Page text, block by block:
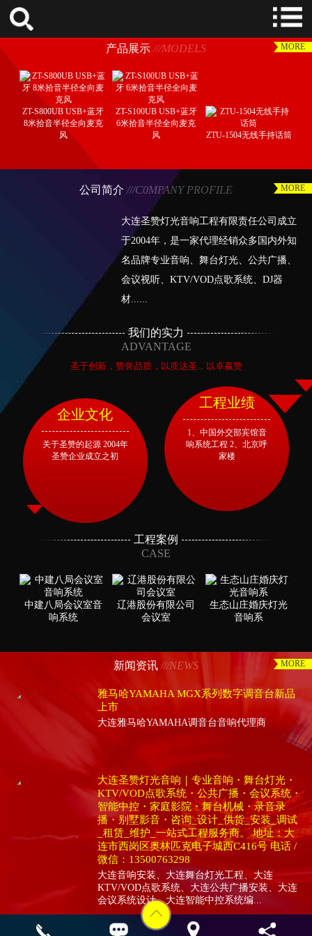
产品展示 ///MODELS MORE
ZT-S800UB USB+蓝牙
8米拾音半径全向麦克
风
ZT-S100UB USB+蓝牙
6米拾音半径全向麦克
风
ZTU-1504无线手持话筒
公司简介 ///C0MPANY PROFILE MORE
大连圣赞灯光音响工程有限责任公司成立
于2004年，是一家代理经销众多国内外知
名品牌专业音响、舞台灯光、公共广播、
会议视听、KTV/VOD点歌系统、DJ器
材......
我们的实力
ADVANTAGE
圣于创新，赞誉品质，以质达圣，以卓赢赞
企业文化
关于圣赞的起源 2004年
圣赞企业成立之初
工程业绩
1、中国外交部宾馆音
响系统工程 2、北京呼
家楼
工程案例
CASE
中建八局会议室音
响系统
辽港股份有限公司
会议室
生态山庄婚庆灯光
音响系
新闻资讯 ///NEWS MORE
雅马哈YAMAHA MGX系列数字调音台新品
上市
大连雅马哈YAMAHA调音台音响代理商
大连圣赞灯光音响｜专业音响・舞台灯光・
KTV/VOD点歌系统・公共广播・会议系统・
智能中控・家庭影院・舞台机械・录音录
播・别墅影音・咨询_设计_供货_安装_调试
_租赁_维护_一站式工程服务商。 地址：大
连市西岗区奥林匹克电子城西C416号 电话 /
微信：13500763298
大连音响安装、大连舞台灯光工程、大连
KTV/VOD点歌系统、大连公共广播安装、大连
会议系统设计、大连智能中控系统编...